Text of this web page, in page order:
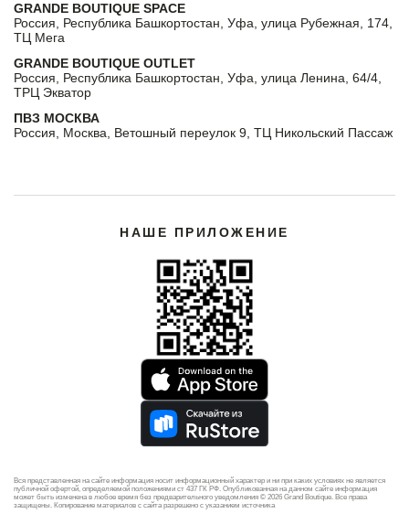
GRANDE BOUTIQUE SPACE
Россия, Республика Башкортостан, Уфа, улица Рубежная, 174,
ТЦ Мега
GRANDE BOUTIQUE OUTLET
Россия, Республика Башкортостан, Уфа, улица Ленина, 64/4,
ТРЦ Экватор
ПВЗ МОСКВА
Россия, Москва, Ветошный переулок 9, ТЦ Никольский Пассаж
НАШЕ ПРИЛОЖЕНИЕ
Вся представленная на сайте информация носит информационный характер и ни при каких условиях не является
публичной офертой, определяемой положениями ст 437 ГК РФ. Опубликованная на данном сайте информация
может быть изменена в любое время без предварительного уведомления © 2026 Grand Boutique. Все права
защищены. Копирование материалов с сайта разрешено с указанием источника